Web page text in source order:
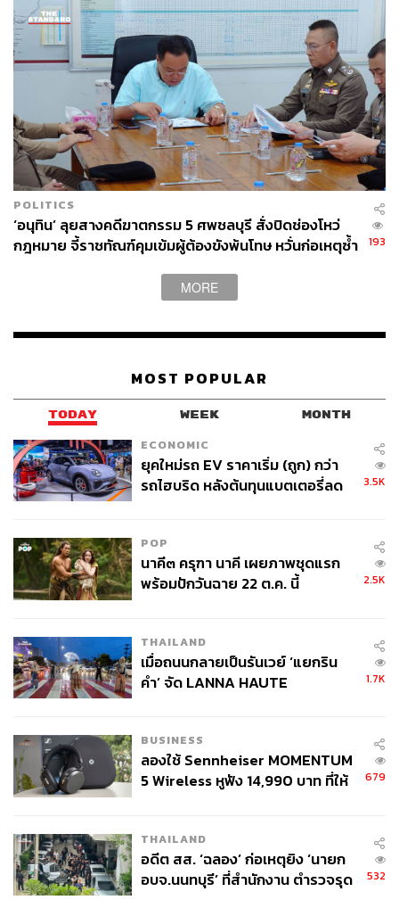
POLITICS
‘อนุทิน’ ลุยสางคดีฆาตกรรม 5 ศพชลบุรี สั่งปิดช่องโหว่
กฎหมาย จี้ราชทัณฑ์คุมเข้มผู้ต้องขังพ้นโทษ หวั่นก่อเหตุซ้ำ
193
MORE
MOST POPULAR
TODAY WEEK MONTH
ECONOMIC
ยุคใหม่รถ EV ราคาเริ่ม (ถูก) กว่า
รถไฮบริด หลังต้นทุนแบตเตอรี่ลด
3.5K
POP
นาคี๓ ครุฑา นาคี เผยภาพชุดแรก
พร้อมปักวันฉาย 22 ต.ค. นี้
2.5K
THAILAND
เมื่อถนนกลายเป็นรันเวย์ ‘แยกริน
คำ’ จัด LANNA HAUTE
1.7K
BUSINESS
ลองใช้ Sennheiser MOMENTUM
5 Wireless หูฟัง 14,990 บาท ที่ให้
679
THAILAND
อดีต สส. ‘ฉลอง’ ก่อเหตุยิง ‘นายก
อบจ.นนทบุรี’ ที่สำนักงาน ตำรวจรุด
532